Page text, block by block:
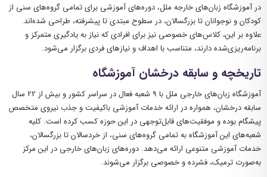
در آموزشگاه زبان‌های خارجه ملل، دوره‌های آموزشی برای تمامی گروه‌های سنی از
کودکان و نوجوانان تا بزرگسالان، در سطوح مبتدی تا پیشرفته، طراحی شده‌اند.
علاوه بر این، کلاس‌های خصوصی نیز برای افرادی که نیاز به یادگیری متمرکز و
برنامه‌ریزی‌شده دارند، متناسب با اهداف و نیازهای فردی برگزار می‌شود.
تاریخچه و سابقه درخشان آموزشگاه
آموزشگاه زبان‌های خارجی ملل با 9 شعبه فعال در سراسر کشور و بیش از 22سال
سابقه درخشان، همواره در ارائه خدمات آموزشی باکیفیت و جذب نیروی متخصص
پیشگام بوده و موفقیت‌های قابل‌توجهی در این حوزه کسب کرده است. کلیه
شعبه‌های این آموزشگاه به تمامی گروه‌های سنی، از خردسالان تا بزرگسالان،
خدمات آموزشی متنوعی ارائه می‌دهد. دوره‌های زبان‌های خارجی در این مرکز
به‌صورت ترمیک، فشرده و خصوصی برگزار می‌شوند.